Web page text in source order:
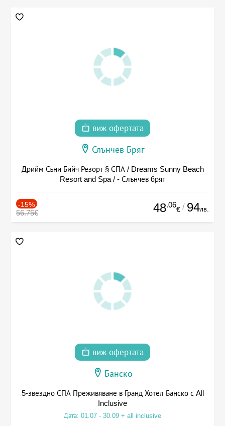
виж офертата
Слънчев Бряг
Дрийм Съни Бийч Резорт § СПА / Dreams Sunny Beach
Resort and Spa / - Слънчев бряг
-15%
56.75€ 48.06
€ / 94лв.
виж офертата
Банско
5-звездно СПА Преживяване в Гранд Хотел Банско с All
Inclusive
Дата: 01.07 - 30.09 + all inclusive